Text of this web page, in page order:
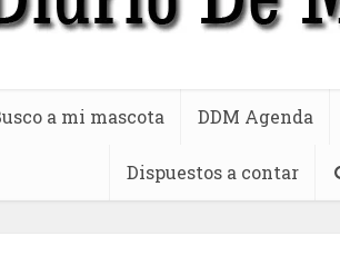
a mi mascota DDM Agenda
Dispuestos a contar